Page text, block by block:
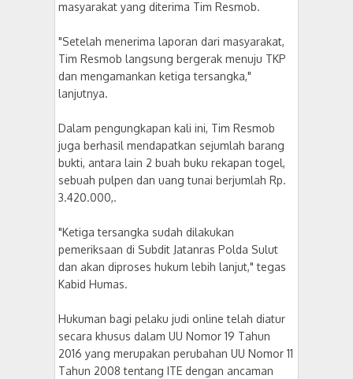
masyarakat yang diterima Tim Resmob.
"Setelah menerima laporan dari masyarakat,
Tim Resmob langsung bergerak menuju TKP
dan mengamankan ketiga tersangka,"
lanjutnya.
Dalam pengungkapan kali ini, Tim Resmob
juga berhasil mendapatkan sejumlah barang
bukti, antara lain 2 buah buku rekapan togel,
sebuah pulpen dan uang tunai berjumlah Rp.
3.420.000,.
"Ketiga tersangka sudah dilakukan
pemeriksaan di Subdit Jatanras Polda Sulut
dan akan diproses hukum lebih lanjut," tegas
Kabid Humas.
Hukuman bagi pelaku judi online telah diatur
secara khusus dalam UU Nomor 19 Tahun
2016 yang merupakan perubahan UU Nomor 11
Tahun 2008 tentang ITE dengan ancaman